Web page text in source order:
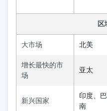
区
大市场 北美
增长最快的市
场
亚太
新兴国家
印度、
南